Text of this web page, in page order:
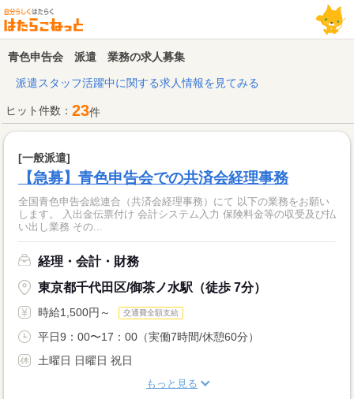
青色申告会 派遣 業務の求人募集
派遣スタッフ活躍中に関する求人情報を見てみる
ヒット件数： 23件
[一般派遣]
【急募】青色申告会での共済会経理事務
全国青色申告会総連合（共済会経理事務）にて 以下の業務をお願い
します。 入出金伝票付け 会計システム入力 保険料金等の収受及び払
い出し業務 その...
経理・会計・財務
東京都千代田区/御茶ノ水駅（徒歩 7分）
時給1,500円～ 交通費全額支給
平日9：00〜17：00（実働7時間/休憩60分）
土曜日 日曜日 祝日
もっと見る